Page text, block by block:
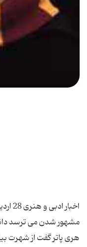
مشهور شدن می ترسد
هری پاتر گفت از شهرت